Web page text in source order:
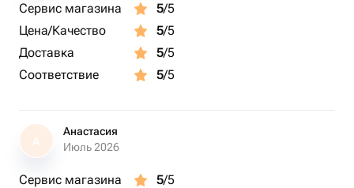
Сервис магазина 5/5
Цена/Качество
5/5
Доставка
5/5
Соответствие
5/5
А
Анастасия
Июль 2026
Сервис магазина 5/5